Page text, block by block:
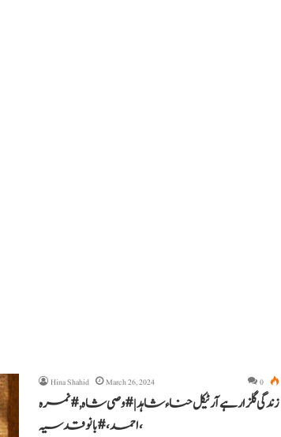
Hina Shahid March 26, 2024 0
زندگی گلزار ہے آرٹیکل حناء شاہد | #وصی شاہ, # نمرہ
احمد ، # بانو قدسیہ،